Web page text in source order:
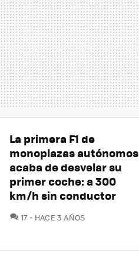
La primera F1 de
monoplazas autónomos
acaba de desvelar su
primer coche: a 300
km/h sin conductor
17COMENTARIOS
HACE 3 AÑOS